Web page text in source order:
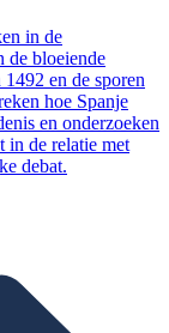
in de
de bloeiende
en de sporen
hoe Spanje
en onderzoeken
in de relatie met
debat.